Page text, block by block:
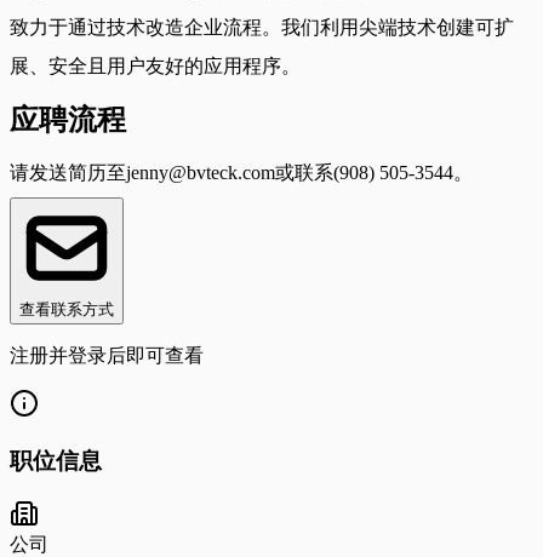
致力于通过技术改造企业流程。我们利用尖端技术创建可扩
展、安全且用户友好的应用程序。
应聘流程
请发送简历至jenny@bvteck.com或联系(908) 505-3544。
查看联系方式
注册并登录后即可查看
职位信息
公司